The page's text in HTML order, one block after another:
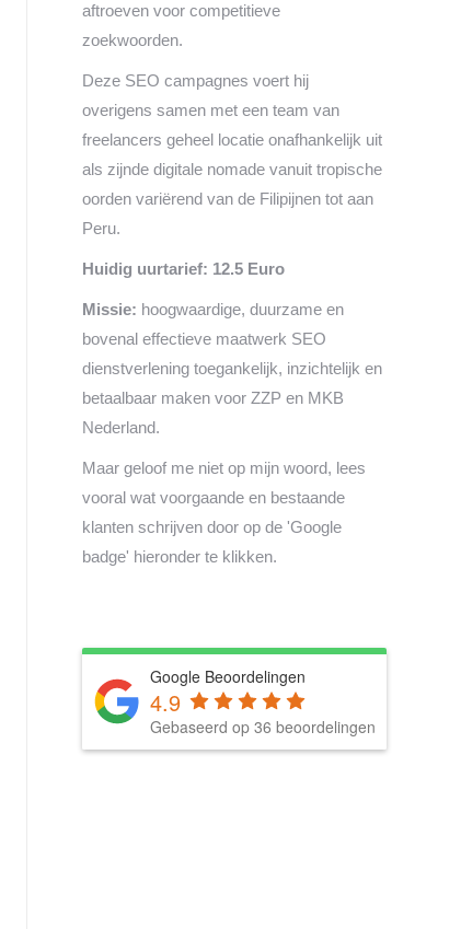
aftroeven voor competitieve
zoekwoorden.
Deze SEO campagnes voert hij
overigens samen met een team van
freelancers geheel locatie onafhankelijk uit
als zijnde digitale nomade vanuit tropische
oorden variërend van de Filipijnen tot aan
Peru.
Huidig uurtarief: 12.5 Euro
Missie: hoogwaardige, duurzame en
bovenal effectieve maatwerk SEO
dienstverlening toegankelijk, inzichtelijk en
betaalbaar maken voor ZZP en MKB
Nederland.
Maar geloof me niet op mijn woord, lees
vooral wat voorgaande en bestaande
klanten schrijven door op de 'Google
badge' hieronder te klikken.
Google Beoordelingen
4.9
Gebaseerd op 36 beoordelingen